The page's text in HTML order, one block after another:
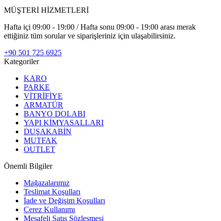
MÜŞTERİ HİZMETLERİ
Hafta içi 09:00 - 19:00 / Hafta sonu 09:00 - 19:00 arası merak
ettiğiniz tüm sorular ve siparişleriniz için ulaşabilirsiniz.
+90 501 725 6925
Kategoriler
KARO
PARKE
VİTRİFİYE
ARMATÜR
BANYO DOLABI
YAPI KİMYASALLARI
DUŞAKABİN
MUTFAK
OUTLET
Önemli Bilgiler
Mağazalarımız
Teslimat Koşulları
İade ve Değişim Koşulları
Çerez Kullanımı
Mesafeli Satış Sözleşmesi